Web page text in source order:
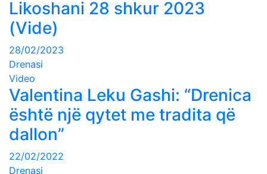
Likoshani 28 shkur 2023
(Vide)
28/02/2023
Drenasi
Video
Valentina Leku Gashi: “Drenica
është një qytet me tradita që
dallon”
22/02/2022
Drenasi